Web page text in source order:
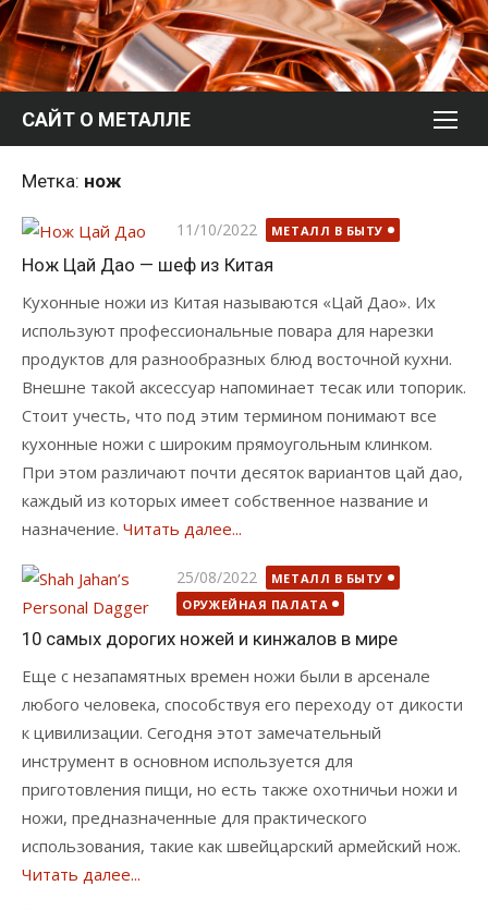
Перейти
к
содержимому
САЙТ О МЕТАЛЛЕ
Метка: нож
Опубликовано
11/10/2022 МЕТАЛЛ В БЫТУ
Нож Цай Дао — шеф из Китая
Кухонные ножи из Китая называются «Цай Дао». Их
используют профессиональные повара для нарезки
продуктов для разнообразных блюд восточной кухни.
Внешне такой аксессуар напоминает тесак или топорик.
Стоит учесть, что под этим термином понимают все
кухонные ножи с широким прямоугольным клинком.
При этом различают почти десяток вариантов цай дао,
каждый из которых имеет собственное название и
назначение. Читать далее...
Опубликовано
25/08/2022
МЕТАЛЛ В БЫТУ
ОРУЖЕЙНАЯ ПАЛАТА
10 самых дорогих ножей и кинжалов в мире
Еще с незапамятных времен ножи были в арсенале
любого человека, способствуя его переходу от дикости
к цивилизации. Сегодня этот замечательный
инструмент в основном используется для
приготовления пищи, но есть также охотничьи ножи и
ножи, предназначенные для практического
использования, такие как швейцарский армейский нож.
Читать далее...